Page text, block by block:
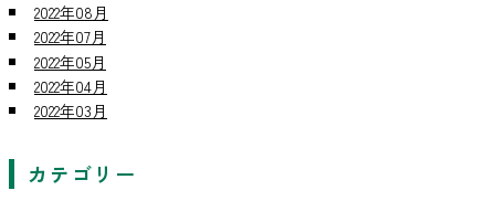
2022年08月
2022年07月
2022年05月
2022年04月
2022年03月
カテゴリー